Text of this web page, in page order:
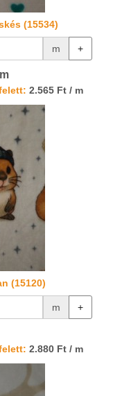
(15534)
m +
2.565 Ft / m
(15120)
m +
2.880 Ft / m